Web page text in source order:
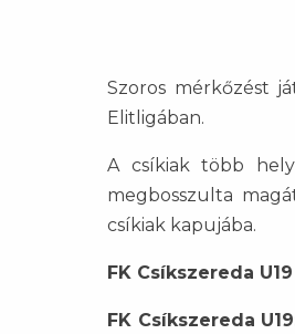
Szoros mérkőzést
Elitligában.
A csíkiak több
megbosszulta
csíkiak kapujába.
FK Csíkszereda
FK Csíkszereda